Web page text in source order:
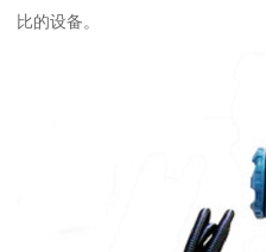
比的设备。